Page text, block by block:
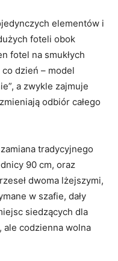
elementów i
foteli obok
fotel na smukłych
co dzień – model
a zwykle zajmuje
odbiór całego
tradycyjnego
90 cm, oraz
dwoma lżejszymi,
w szafie, dały
siedzących dla
ale codzienna wolna